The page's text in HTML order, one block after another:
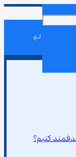
↵
کنیم؟